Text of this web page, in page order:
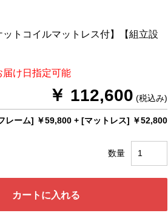
トコイルマットレス付】【組立設
け日指定可能
￥ 112,600 (税込み)
レーム] ￥59,800+ [マットレス] ￥52,800
数量